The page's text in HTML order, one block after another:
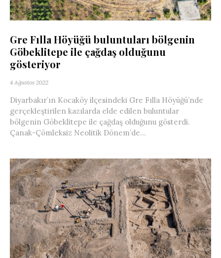
Gre Fılla Höyüğü buluntuları bölgenin
Göbeklitepe ile çağdaş olduğunu
gösteriyor
4 Ağustos 2022
Diyarbakır’ın Kocaköy ilçesindeki Gre Fılla Höyüğü’nde
gerçekleştirilen kazılarda elde edilen buluntular
bölgenin Göbeklitepe ile çağdaş olduğunu gösterdi.
Çanak-Çömleksiz Neolitik Dönem’de...